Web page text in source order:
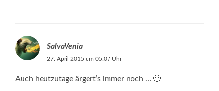
SalvaVenia
27. April 2015 um 05:07 Uhr
Auch heutzutage ärgert’s immer noch … 🙂